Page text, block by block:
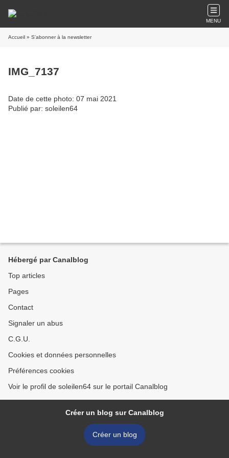
MENU
Accueil » S'abonner à la newsletter
IMG_7137
Date de cette photo: 07 mai 2021
Publié par: soleilen64
Hébergé par Canalblog
Top articles
Pages
Contact
Signaler un abus
C.G.U.
Cookies et données personnelles
Préférences cookies
Voir le profil de soleilen64 sur le portail Canalblog
Créer un blog sur Canalblog
Créer un blog